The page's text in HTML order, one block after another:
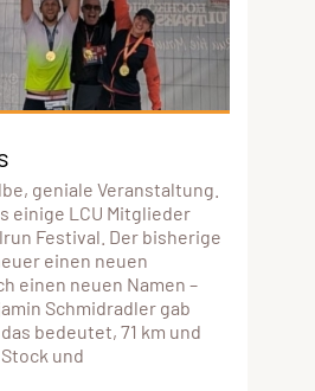
geniale Veranstaltung.
einige LCU Mitglieder
Festival. Der bisherige
einen neuen
einen neuen Namen –
Schmidradler gab
bedeutet, 71 km und
und